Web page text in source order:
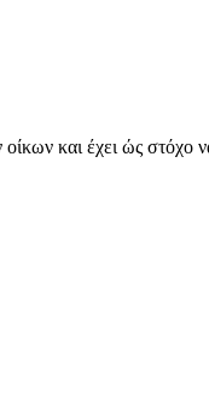
και έχει ώς στόχο